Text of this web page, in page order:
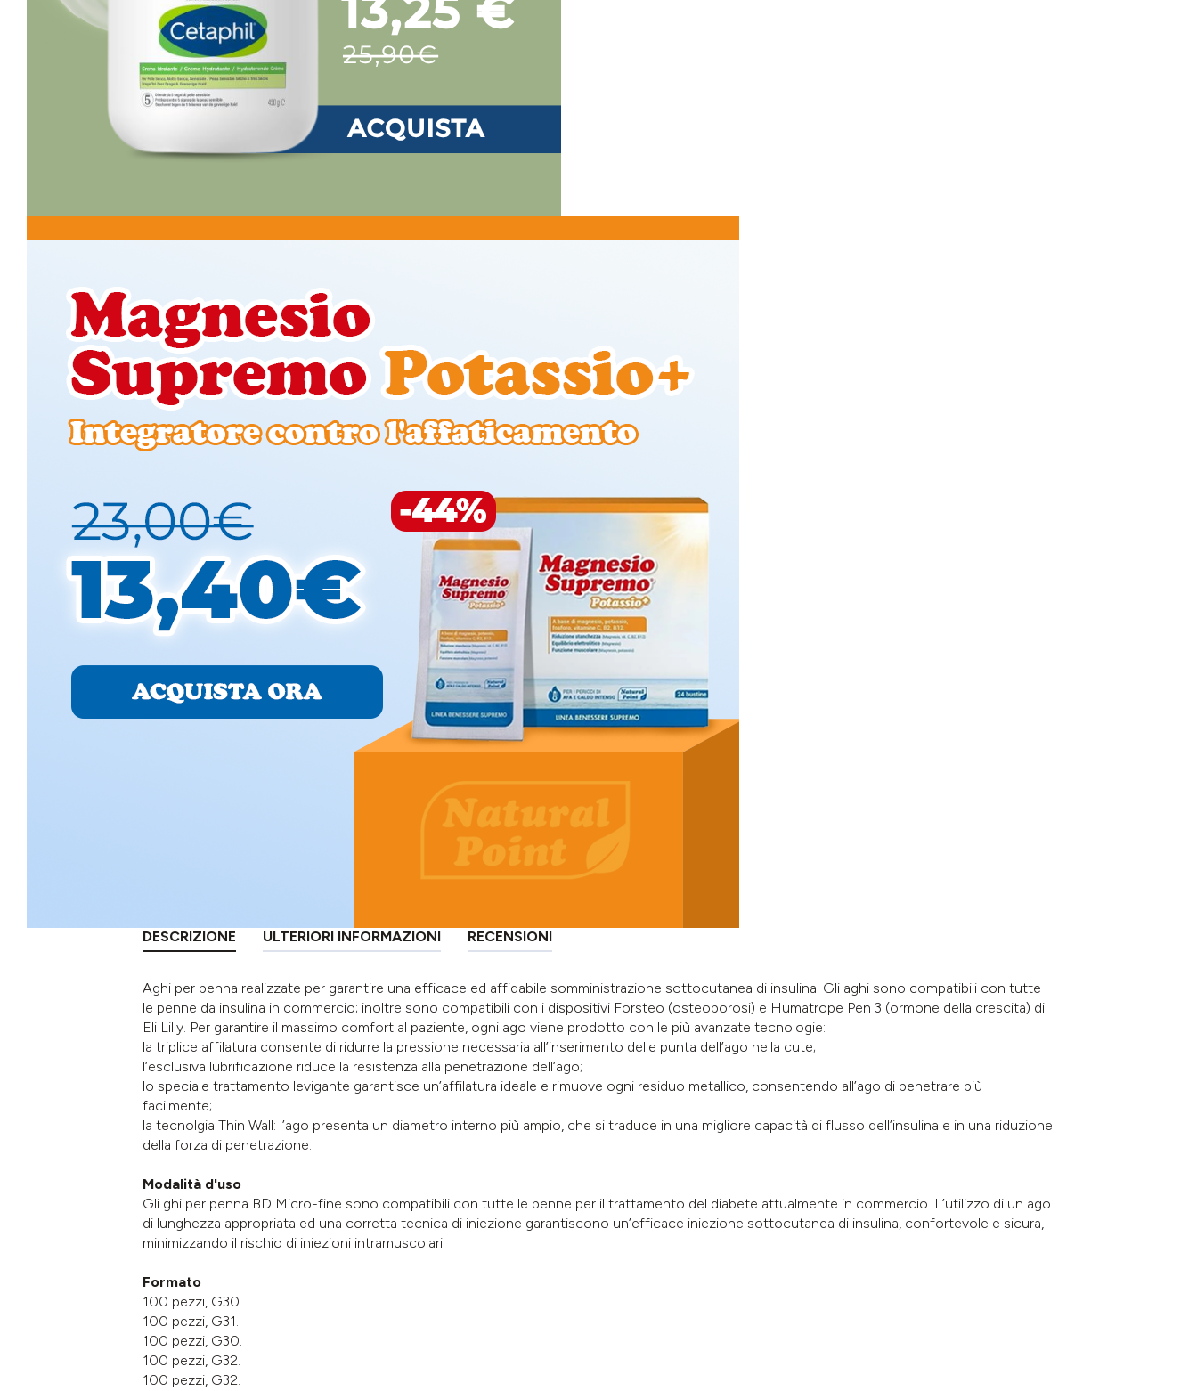
DESCRIZIONE ULTERIORI INFORMAZIONI RECENSIONI
Aghi per penna realizzate per garantire una efficace ed affidabile somministrazione sottocutanea di insulina. Gli aghi sono compatibili con tutte
le penne da insulina in commercio; inoltre sono compatibili con i dispositivi Forsteo (osteoporosi) e Humatrope Pen 3 (ormone della crescita) di
Eli Lilly. Per garantire il massimo comfort al paziente, ogni ago viene prodotto con le più avanzate tecnologie:
la triplice affilatura consente di ridurre la pressione necessaria all’inserimento delle punta dell’ago nella cute;
l’esclusiva lubrificazione riduce la resistenza alla penetrazione dell’ago;
lo speciale trattamento levigante garantisce un’affilatura ideale e rimuove ogni residuo metallico, consentendo all’ago di penetrare più
facilmente;
la tecnolgia Thin Wall: l’ago presenta un diametro interno più ampio, che si traduce in una migliore capacità di flusso dell’insulina e in una riduzione
della forza di penetrazione.
Modalità d'uso
Gli ghi per penna BD Micro-fine sono compatibili con tutte le penne per il trattamento del diabete attualmente in commercio. L’utilizzo di un ago
di lunghezza appropriata ed una corretta tecnica di iniezione garantiscono un’efficace iniezione sottocutanea di insulina, confortevole e sicura,
minimizzando il rischio di iniezioni intramuscolari.
Formato
100 pezzi, G30.
100 pezzi, G31.
100 pezzi, G30.
100 pezzi, G32.
100 pezzi, G32.